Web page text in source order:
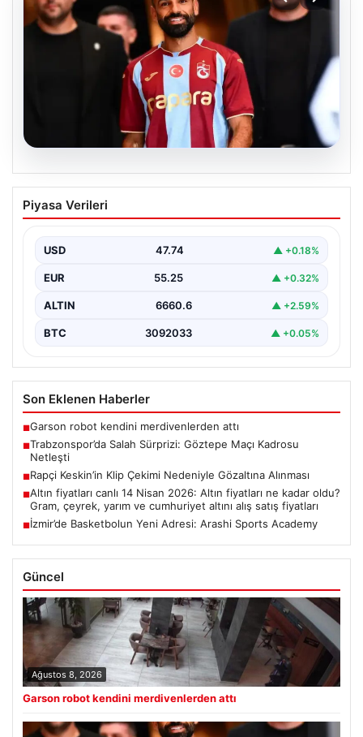
07.08.2026
Trabzonspor’da Salah Sürprizi: Göztepe
Maçı Kadrosu Netleşti
sahaya çıkacak oyuncuları açıkladı. Bu önemli mücadele,
uzun…
Piyasa Verileri
USD 47.74 ▲ +0.18%
EUR 55.25 ▲ +0.32%
ALTIN 6660.6 ▲ +2.59%
BTC 3092033 ▲ +0.05%
Son Eklenen Haberler
■Garson robot kendini merdivenlerden attı
■Trabzonspor’da Salah Sürprizi: Göztepe Maçı Kadrosu
Netleşti
■Rapçi Keskin’in Klip Çekimi Nedeniyle Gözaltına Alınması
■Altın fiyatları canlı 14 Nisan 2026: Altın fiyatları ne kadar oldu?
Gram, çeyrek, yarım ve cumhuriyet altını alış satış fiyatları
■İzmir’de Basketbolun Yeni Adresi: Arashi Sports Academy
Güncel
Ağustos 8, 2026
Garson robot kendini merdivenlerden attı